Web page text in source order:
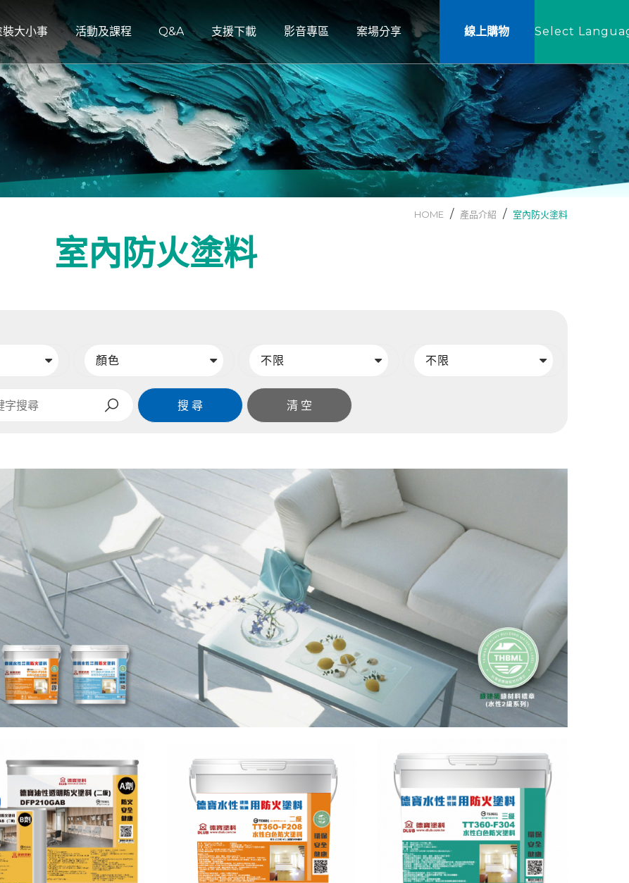
蠟油
術塗料
裝大小事
大小事
製清水模] 教學系列
樂特務] 教學系列
落格] 活動通知/分享
活動及課程
活動及課程
課程資訊
活動訊息
Q&A
Q&A
塗裝安全施工注意事項
水性PU地板漆
水性PU地板漆/傢俱漆
水性護木漆/油
支援下載
支援下載
產品型錄
技術資料
影音專區
DLUB
LOOBEN
AGENT X
案場分享
AGENT X 藝術塗料
室內戶外止滑
建築牆面
戶外木結構
線上購物 Select
HOME 產品介紹 室內防火塗料
室內防火塗料
搜 尋 清 空